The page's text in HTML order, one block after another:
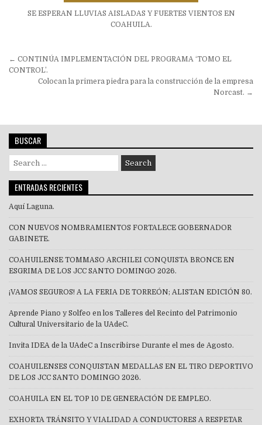
SE ESPERAN LLUVIAS AISLADAS Y FUERTES VIENTOS EN
COAHUILA.
Navegación
de
entradas
← CONTINÚA IMPLEMENTACIÓN DEL PROGRAMA ‘TOMO EL
CONTROL’.
Colocan la primera piedra para la construcción de la empresa
Norcast. →
BUSCAR
Search
for:
ENTRADAS RECIENTES
Aquí Laguna.
CON NUEVOS NOMBRAMIENTOS FORTALECE GOBERNADOR
GABINETE.
COAHUILENSE TOMMASO ARCHILEI CONQUISTA BRONCE EN
ESGRIMA DE LOS JCC SANTO DOMINGO 2026.
¡VAMOS SEGUROS! A LA FERIA DE TORREÓN; ALISTAN EDICIÓN 80.
Aprende Piano y Solfeo en los Talleres del Recinto del Patrimonio
Cultural Universitario de la UAdeC.
Invita IDEA de la UAdeC a Inscribirse Durante el mes de Agosto.
COAHUILENSES CONQUISTAN MEDALLAS EN EL TIRO DEPORTIVO
DE LOS JCC SANTO DOMINGO 2026.
COAHUILA EN EL TOP 10 DE GENERACIÓN DE EMPLEO.
EXHORTA TRÁNSITO Y VIALIDAD A CONDUCTORES A RESPETAR